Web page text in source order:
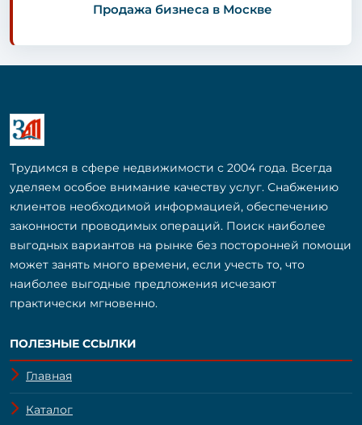
Продажа бизнеса в Москве
Трудимся в сфере недвижимости с 2004 года. Всегда
уделяем особое внимание качеству услуг. Снабжению
клиентов необходимой информацией, обеспечению
законности проводимых операций. Поиск наиболее
выгодных вариантов на рынке без посторонней помощи
может занять много времени, если учесть то, что
наиболее выгодные предложения исчезают
практически мгновенно.
ПОЛЕЗНЫЕ ССЫЛКИ
Главная
Каталог